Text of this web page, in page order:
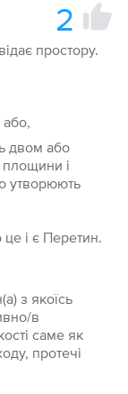
2
простору.
або,
двом або
площини і
утворюють
це і є Перетин.
з якоїсь
в
саме як
протечі